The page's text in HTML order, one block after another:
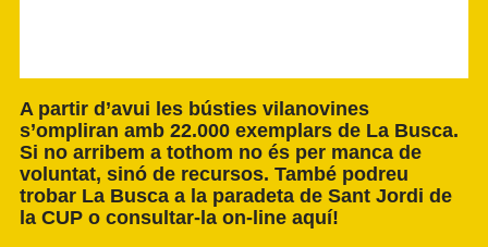
A partir d’avui les bústies vilanovines
s’ompliran amb 22.000 exemplars de La Busca.
Si no arribem a tothom no és per manca de
voluntat, sinó de recursos. També podreu
trobar La Busca a la paradeta de Sant Jordi de
la CUP o consultar-la on-line aquí!